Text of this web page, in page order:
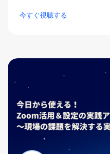
今すぐ視聴する